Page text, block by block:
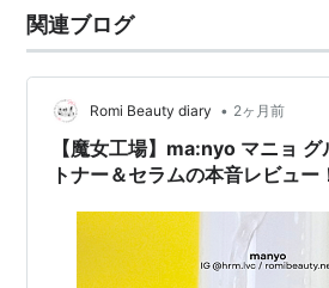
関連ブログ
Romi Beauty diary • 2ヶ月前
【魔女工場】ma:nyo マニョ
トナー＆セラムの本音レビュー